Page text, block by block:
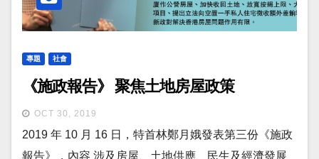
專題 社會
《施政報告》 聚焦土地房屋政策
OCT 30, 2019
2019 年 10 月 16 日，特首林鄭月娥發表第三份《施政
報告》，內容 涉及房屋、土地供應、民生及經濟發展